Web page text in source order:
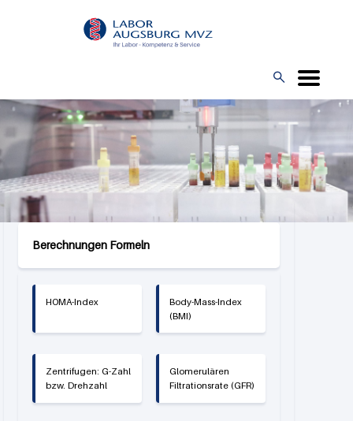
Direkt
zum
O

Berechnungen Formeln
HOMA-Index
Body-Mass-Index
(BMI)
Zentrifugen: G-Zahl
bzw. Drehzahl
Glomerulären
Filtrationsrate (GFR)